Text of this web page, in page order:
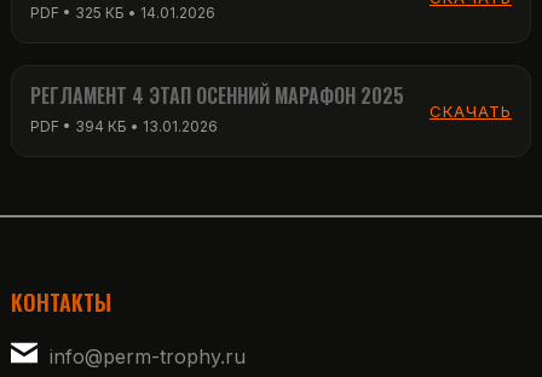
ПОЛОЖЕНИЕ КОРПОРАТИВ-ТРОФИ 2025
РЕГЛАМЕНТ 4 ЭТАП ОСЕННИЙ МАРАФОН 2025
КОНТАКТЫ